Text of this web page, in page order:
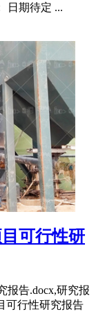
日期待定 ...
可行性研
报告.docx,研究报
可行性研究报告